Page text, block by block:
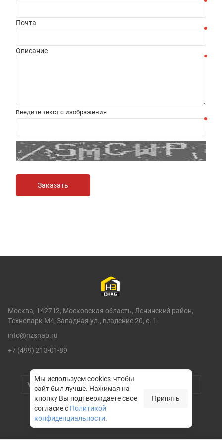
Почта
Описание
Введите текст с изображения
Москва, 142712, Московская область, Ленинский район,
Технопарк М4, Западная ул., владение 20, с. 1
info@nzsnab.ru
+7 (499) 213-01-89
Мы используем cookies, чтобы
сайт был лучше. Нажимая на
кнопку Вы подтверждаете свое
согласие с Политикой
конфиденциальности.
Принять